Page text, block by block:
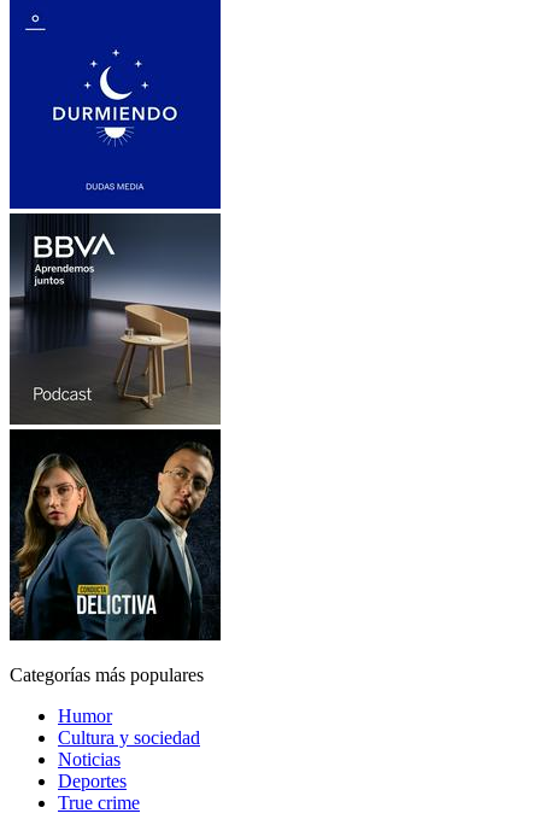
Categorías más populares
Humor
Cultura y sociedad
Noticias
Deportes
True crime